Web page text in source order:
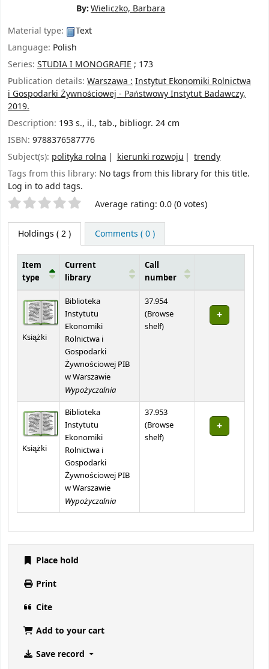
By:Wieliczko, Barbara
Material type:
Text
Language: Polish
Series: STUDIA I MONOGRAFIE; 173
Publication details: Warszawa :Instytut Ekonomiki Rolnictwa
i Gospodarki Żywnościowej - Państwowy Instytut Badawczy,
2019.
Description: 193 s., il., tab., bibliogr. 24 cm
ISBN: 9788376587776
Subject(s): polityka rolna kierunki rozwoju
trendy
Tags from this library: No tags from this library for this title.
Log in to add tags.
Star ratings Average rating: 0.0 (0 votes)
Holdings ( 2 ) Comments ( 0 )
Item
type
Current
library
Call
number
Książki
Biblioteka
Instytutu
Ekonomiki
Rolnictwa i
Gospodarki
Żywnościowej PIB
w Warszawie
Wypożyczalnia
37.954
(Browse
shelf(Opens below)
)
Książki
Biblioteka
Instytutu
Ekonomiki
Rolnictwa i
Gospodarki
Żywnościowej PIB
w Warszawie
Wypożyczalnia
37.953
(Browse
shelf(Opens below)
)
Place hold
Print
Cite
Add to your cart
Save record